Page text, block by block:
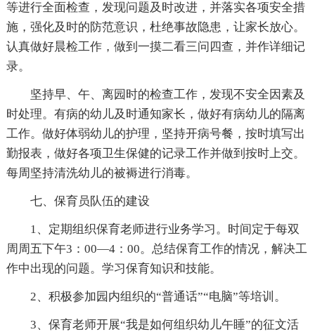
等进行全面检查，发现问题及时改进，并落实各项安全措
施，强化及时的防范意识，杜绝事故隐患，让家长放心。
认真做好晨检工作，做到一摸二看三问四查，并作详细记
录。
坚持早、午、离园时的检查工作，发现不安全因素及
时处理。有病的幼儿及时通知家长，做好有病幼儿的隔离
工作。做好体弱幼儿的护理，坚持开病号餐，按时填写出
勤报表，做好各项卫生保健的记录工作并做到按时上交。
每周坚持清洗幼儿的被褥进行消毒。
七、保育员队伍的建设
1、定期组织保育老师进行业务学习。时间定于每双
周周五下午3：00—4：00。总结保育工作的情况，解决工
作中出现的问题。学习保育知识和技能。
2、积极参加园内组织的“普通话”“电脑”等培训。
3、保育老师开展“我是如何组织幼儿午睡”的征文活